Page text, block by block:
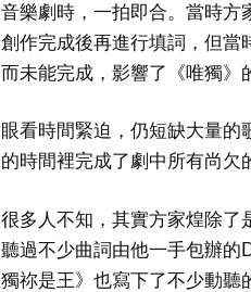
音樂劇時，一拍即合。當時方
創作完成後再進行填詞，但當
而未能完成，影響了《唯獨》
眼看時間緊迫，仍短缺大量的
的時間裡完成了劇中所有尚欠
很多人不知，其實方家煌除了
聽過不少曲詞由他一手包辦的
獨祢是王》也寫下了不少動聽